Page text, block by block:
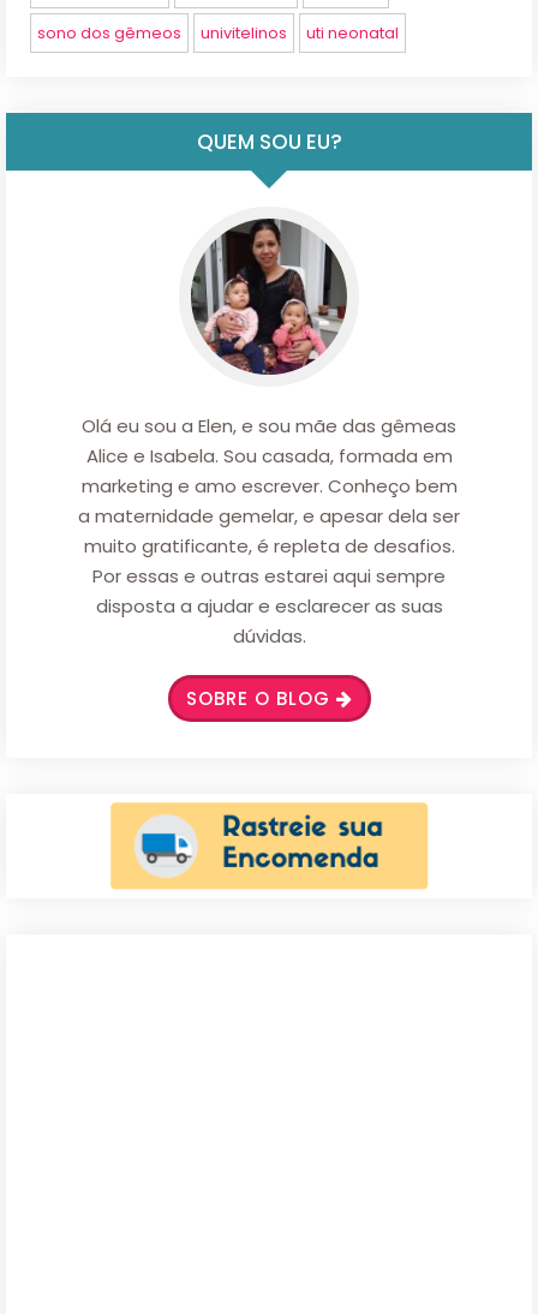
sono dos gêmeos univitelinos uti neonatal
QUEM SOU EU?
Olá eu sou a Elen, e sou mãe das gêmeas
Alice e Isabela. Sou casada, formada em
marketing e amo escrever. Conheço bem
a maternidade gemelar, e apesar dela ser
muito gratificante, é repleta de desafios.
Por essas e outras estarei aqui sempre
disposta a ajudar e esclarecer as suas
dúvidas.
SOBRE O BLOG